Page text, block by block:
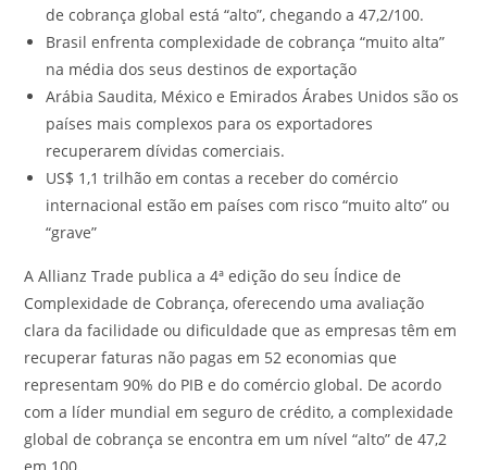
de cobrança global está “alto”, chegando a 47,2/100.
Brasil enfrenta complexidade de cobrança “muito alta”
na média dos seus destinos de exportação
Arábia Saudita, México e Emirados Árabes Unidos são os
países mais complexos para os exportadores
recuperarem dívidas comerciais.
US$ 1,1 trilhão em contas a receber do comércio
internacional estão em países com risco “muito alto” ou
“grave”
A Allianz Trade publica a 4ª edição do seu Índice de
Complexidade de Cobrança, oferecendo uma avaliação
clara da facilidade ou dificuldade que as empresas têm em
recuperar faturas não pagas em 52 economias que
representam 90% do PIB e do comércio global. De acordo
com a líder mundial em seguro de crédito, a complexidade
global de cobrança se encontra em um nível “alto” de 47,2